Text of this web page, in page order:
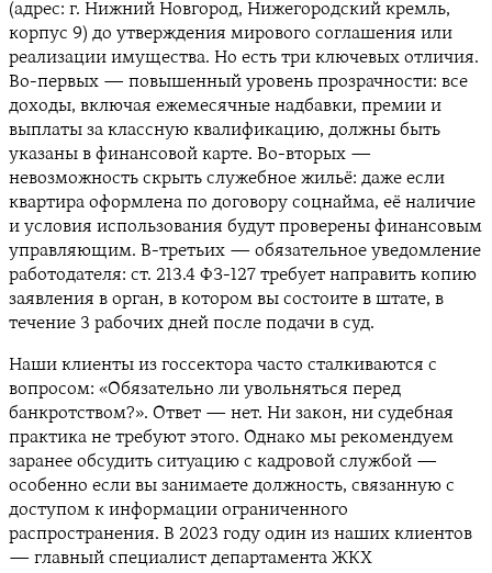
(адрес: г. Нижний Новгород, Нижегородский кремль,
корпус 9) до утверждения мирового соглашения или
реализации имущества. Но есть три ключевых отличия.
Во-первых — повышенный уровень прозрачности: все
доходы, включая ежемесячные надбавки, премии и
выплаты за классную квалификацию, должны быть
указаны в финансовой карте. Во-вторых —
невозможность скрыть служебное жильё: даже если
квартира оформлена по договору соцнайма, её наличие
и условия использования будут проверены финансовым
управляющим. В-третьих — обязательное уведомление
работодателя: ст. 213.4 ФЗ-127 требует направить копию
заявления в орган, в котором вы состоите в штате, в
течение 3 рабочих дней после подачи в суд.
Наши клиенты из госсектора часто сталкиваются с
вопросом: «Обязательно ли увольняться перед
банкротством?». Ответ — нет. Ни закон, ни судебная
практика не требуют этого. Однако мы рекомендуем
заранее обсудить ситуацию с кадровой службой —
особенно если вы занимаете должность, связанную с
доступом к информации ограниченного
распространения. В 2023 году один из наших клиентов
— главный специалист департамента ЖКХ